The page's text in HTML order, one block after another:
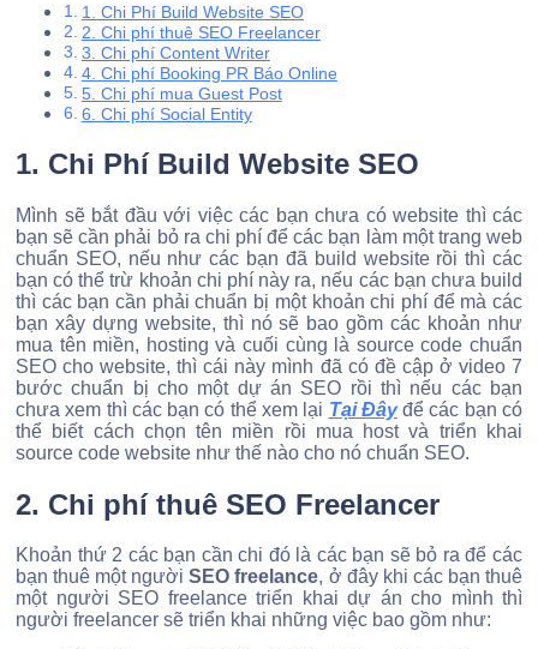
1. Chi Phí Build Website SEO
2. Chi phí thuê SEO Freelancer
3. Chi phí Content Writer
4. Chi phí Booking PR Báo Online
5. Chi phí mua Guest Post
6. Chi phí Social Entity
1. Chi Phí Build Website SEO
Mình sẽ bắt đầu với việc các bạn chưa có website thì các
bạn sẽ cần phải bỏ ra chi phí để các bạn làm một trang web
chuẩn SEO, nếu như các bạn đã build website rồi thì các
bạn có thể trừ khoản chi phí này ra, nếu các bạn chưa build
thì các bạn cần phải chuẩn bị một khoản chi phí để mà các
bạn xây dựng website, thì nó sẽ bao gồm các khoản như
mua tên miền, hosting và cuối cùng là source code chuẩn
SEO cho website, thì cái này mình đã có đề cập ở video 7
bước chuẩn bị cho một dự án SEO rồi thì nếu các bạn
chưa xem thì các bạn có thể xem lại Tại Đâyđể các bạn có
thể biết cách chọn tên miền rồi mua host và triển khai
source code website như thế nào cho nó chuẩn SEO.
2. Chi phí thuê SEO Freelancer
Khoản thứ 2 các bạn cần chi đó là các bạn sẽ bỏ ra để các
bạn thuê một ngườiSEO freelance, ở đây khi các bạn thuê
một người SEO freelance triển khai dự án cho mình thì
người freelancer sẽ triển khai những việc bao gồm như: